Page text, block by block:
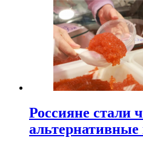
Россияне стали